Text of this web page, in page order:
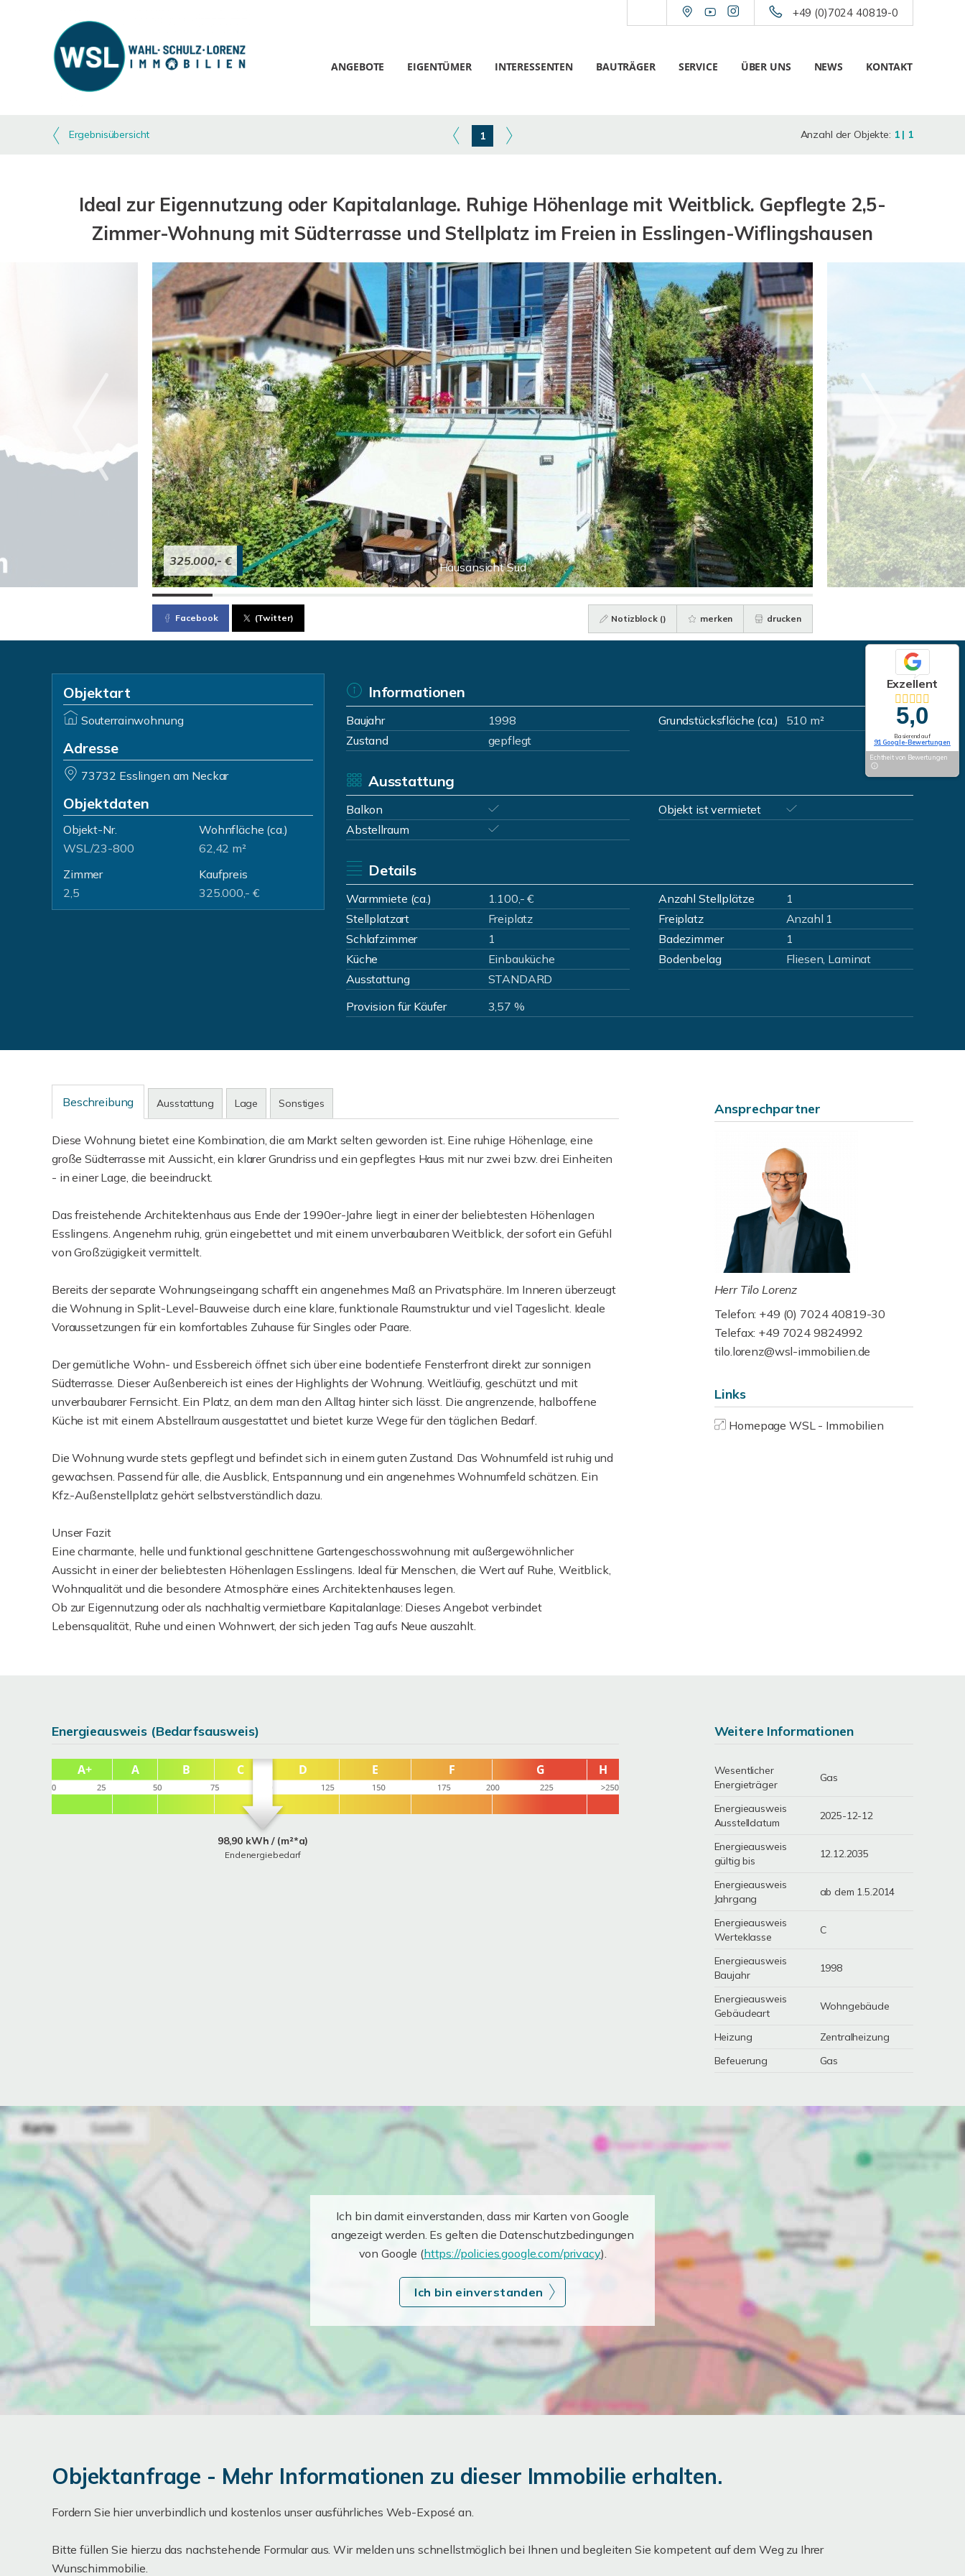
+49 (0)7024 40819-0
ANGEBOTE EIGENTÜMER INTERESSENTEN BAUTRÄGER SERVICE ÜBER UNS NEWS KONTAKT
Ergebnisübersicht 1 Anzahl der Objekte: 1 | 1
Ideal zur Eigennutzung oder Kapitalanlage. Ruhige Höhenlage mit Weitblick. Gepflegte 2,5-
Zimmer-Wohnung mit Südterrasse und Stellplatz im Freien in Esslingen-Wiflingshausen
Hausansicht Süd
325.000,- €
Facebook (Twitter) Notizblock () merken drucken
Objektart
Souterrainwohnung
Adresse
73732 Esslingen am Neckar
Objektdaten
Objekt-Nr.
WSL/23-800
Wohnfläche (ca.)
62,42 m²
Zimmer
2,5
Kaufpreis
325.000,- €
Informationen
Baujahr 1998 Grundstücksfläche (ca.)
510 m²
Zustand
gepflegt
Ausstattung
Balkon
Objekt ist vermietet
Abstellraum
Details
Warmmiete (ca.) 1.100,- € Anzahl Stellplätze
1
Stellplatzart
Freiplatz Freiplatz
Anzahl 1
Schlafzimmer
1 Badezimmer
1
Küche
Einbauküche Bodenbelag
Fliesen, Laminat
Ausstattung
STANDARD
Provision für Käufer
3,57 %
Beschreibung Ausstattung Lage Sonstiges
Diese Wohnung bietet eine Kombination, die am Markt selten geworden ist. Eine ruhige Höhenlage, eine
große Südterrasse mit Aussicht, ein klarer Grundriss und ein gepflegtes Haus mit nur zwei bzw. drei Einheiten
- in einer Lage, die beeindruckt.
Das freistehende Architektenhaus aus Ende der 1990er-Jahre liegt in einer der beliebtesten Höhenlagen
Esslingens. Angenehm ruhig, grün eingebettet und mit einem unverbaubaren Weitblick, der sofort ein Gefühl
von Großzügigkeit vermittelt.
Bereits der separate Wohnungseingang schafft ein angenehmes Maß an Privatsphäre. Im Inneren überzeugt
die Wohnung in Split-Level-Bauweise durch eine klare, funktionale Raumstruktur und viel Tageslicht. Ideale
Voraussetzungen für ein komfortables Zuhause für Singles oder Paare.
Der gemütliche Wohn- und Essbereich öffnet sich über eine bodentiefe Fensterfront direkt zur sonnigen
Südterrasse. Dieser Außenbereich ist eines der Highlights der Wohnung. Weitläufig, geschützt und mit
unverbaubarer Fernsicht. Ein Platz, an dem man den Alltag hinter sich lässt. Die angrenzende, halboffene
Küche ist mit einem Abstellraum ausgestattet und bietet kurze Wege für den täglichen Bedarf.
Die Wohnung wurde stets gepflegt und befindet sich in einem guten Zustand. Das Wohnumfeld ist ruhig und
gewachsen. Passend für alle, die Ausblick, Entspannung und ein angenehmes Wohnumfeld schätzen. Ein
Kfz.-Außenstellplatz gehört selbstverständlich dazu.
Unser Fazit
Eine charmante, helle und funktional geschnittene Gartengeschosswohnung mit außergewöhnlicher
Aussicht in einer der beliebtesten Höhenlagen Esslingens. Ideal für Menschen, die Wert auf Ruhe, Weitblick,
Wohnqualität und die besondere Atmosphäre eines Architektenhauses legen.
Ob zur Eigennutzung oder als nachhaltig vermietbare Kapitalanlage: Dieses Angebot verbindet
Lebensqualität, Ruhe und einen Wohnwert, der sich jeden Tag aufs Neue auszahlt.
Ansprechpartner
Herr Tilo Lorenz
Telefon: +49 (0) 7024 40819-30
Telefax: +49 7024 9824992
tilo.lorenz@wsl-immobilien.de
Links
Homepage WSL - Immobilien
Energieausweis (Bedarfsausweis)
98,90 kWh / (m²*a)
Endenergiebedarf
Weitere Informationen
Wesentlicher
Energieträger
Gas
Energieausweis
Ausstelldatum
2025-12-12
Energieausweis
gültig bis
12.12.2035
Energieausweis
Jahrgang
ab dem 1.5.2014
Energieausweis
Werteklasse
C
Energieausweis
Baujahr
1998
Energieausweis
Gebäudeart
Wohngebäude
Heizung
Zentralheizung
Befeuerung
Gas
Ich bin damit einverstanden, dass mir Karten von Google
angezeigt werden. Es gelten die Datenschutzbedingungen
von Google (https://policies.google.com/privacy).
Ich bin einverstanden
Objektanfrage - Mehr Informationen zu dieser Immobilie erhalten.
Fordern Sie hier unverbindlich und kostenlos unser ausführliches Web-Exposé an.
Bitte füllen Sie hierzu das nachstehende Formular aus. Wir melden uns schnellstmöglich bei Ihnen und begleiten Sie kompetent auf dem Weg zu Ihrer
Wunschimmobilie.
Exzellent
5,0
Basierend auf
91 Google-Bewertungen
Echtheit von Bewertungen